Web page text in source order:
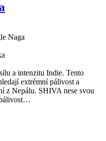
Naga
a intenzitu Indie. Tento
extrémní pálivost a
z Nepálu. SHIVA nese svou